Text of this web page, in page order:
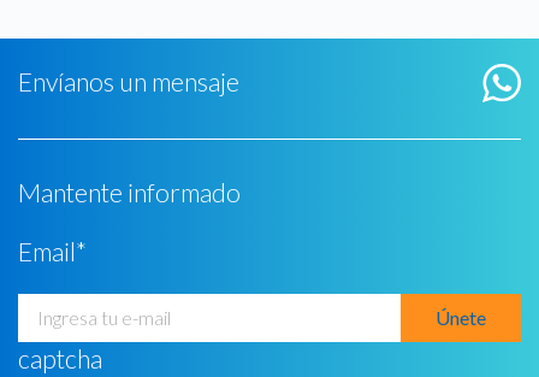
Envíanos un mensaje
Mantente informado
Email*
captcha